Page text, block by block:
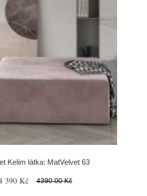
Kelim látka: MatVelvet 63
390 Kč 4390.00 Kč